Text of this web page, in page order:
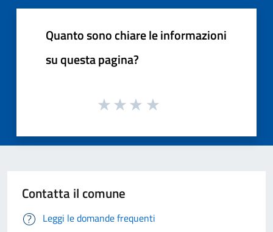
Quanto sono chiare le informazioni
su questa pagina?
Contatta il comune
Leggi le domande frequenti